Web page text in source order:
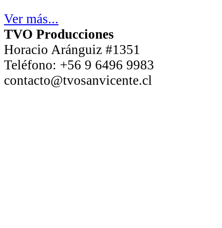
Ver más...
TVO Producciones
Horacio Aránguiz #1351
Teléfono: +56 9 6496 9983
contacto@tvosanvicente.cl